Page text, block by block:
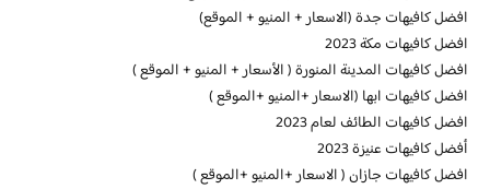
افضل كافيهات جدة (الاسعار + المنيو + الموقع)
افضل كافيهات مكة 2023
افضل كافيهات المدينة المنورة ( الأسعار + المنيو + الموقع )
افضل كافيهات ابها (الاسعار +المنيو +الموقع )
افضل كافيهات الطائف لعام 2023
أفضل كافيهات عنيزة 2023
افضل كافيهات جازان ( الاسعار +المنيو +الموقع )